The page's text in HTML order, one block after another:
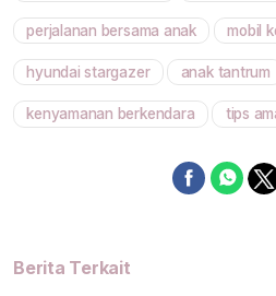
perjalanan bersama anak mobil
hyundai stargazer anak tantrum
kenyamanan berkendara tips
Berita Terkait